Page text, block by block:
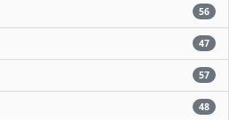
56
47
57
48